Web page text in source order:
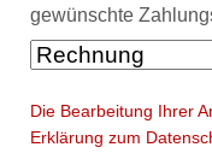
Pflichtfeld
gewünschte
Die Bearbeitung Ihrer
Erklärung zum